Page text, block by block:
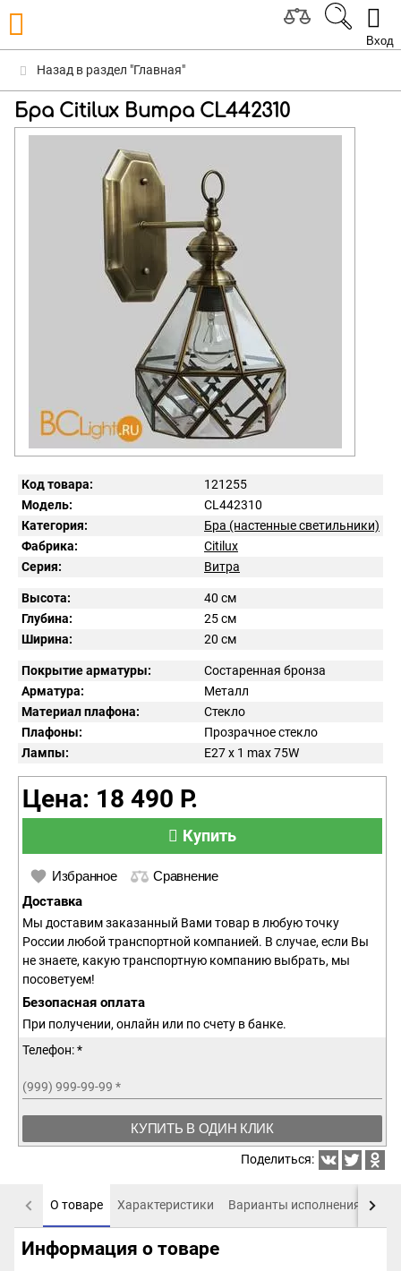
Вход
Назад в раздел "Главная"
Бра Citilux Витра CL442310
Код товара:
121255
Модель:
CL442310
Категория:
Бра (настенные светильники)
Фабрика:
Citilux
Серия:
Витра
Высота:
40 см
Глубина:
25 см
Ширина:
20 см
Покрытие арматуры:
Состаренная бронза
Арматура:
Металл
Материал плафона:
Стекло
Плафоны:
Прозрачное стекло
Лампы:
E27 x 1 max 75W
Цена: 18 490 Р.
Купить
Избранное Сравнение
Доставка
Мы доставим заказанный Вами товар в любую точку
России любой транспортной компанией. В случае, если Вы
не знаете, какую транспортную компанию выбрать, мы
посоветуем!
Безопасная оплата
При получении, онлайн или по счету в банке.
Телефон: *
(999) 999-99-99 *
КУПИТЬ В ОДИН КЛИК
Поделиться:
О товаре Характеристики Варианты исполнения
Информация о товаре